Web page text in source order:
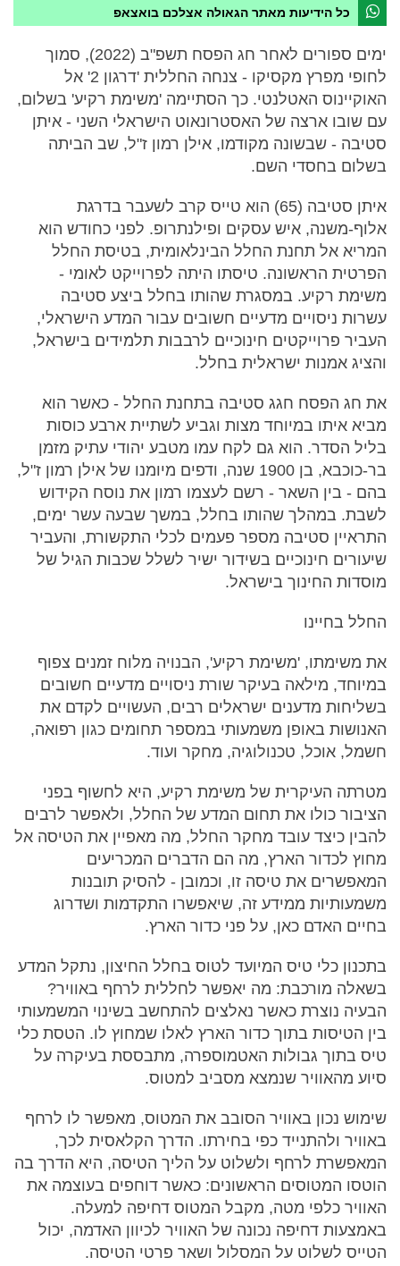
כל הידיעות מאתר הגאולה אצלכם בואצאפ
ימים ספורים לאחר חג הפסח תשפ"ב (2022), סמוך
לחופי מפרץ מקסיקו - צנחה החללית 'דרגון 2' אל
האוקיינוס האטלנטי. כך הסתיימה 'משימת רקיע' בשלום,
עם שובו ארצה של האסטרונאוט הישראלי השני - איתן
סטיבה - שבשונה מקודמו, אילן רמון ז"ל, שב הביתה
בשלום בחסדי השם.
איתן סטיבה (65) הוא טייס קרב לשעבר בדרגת
אלוף-משנה, איש עסקים ופילנתרופ. לפני כחודש הוא
המריא אל תחנת החלל הבינלאומית, בטיסת החלל
הפרטית הראשונה. טיסתו היתה לפרוייקט לאומי -
משימת רקיע. במסגרת שהותו בחלל ביצע סטיבה
עשרות ניסויים מדעיים חשובים עבור המדע הישראלי,
העביר פרוייקטים חינוכיים לרבבות תלמידים בישראל,
והציג אמנות ישראלית בחלל.
את חג הפסח חגג סטיבה בתחנת החלל - כאשר הוא
מביא איתו במיוחד מצות וגביע לשתיית ארבע כוסות
בליל הסדר. הוא גם לקח עמו מטבע יהודי עתיק מזמן
בר-כוכבא, בן 1900 שנה, ודפים מיומנו של אילן רמון ז"ל,
בהם - בין השאר - רשם לעצמו רמון את נוסח הקידוש
לשבת. במהלך שהותו בחלל, במשך שבעה עשר ימים,
התראיין סטיבה מספר פעמים לכלי התקשורת, והעביר
שיעורים חינוכיים בשידור ישיר לשלל שכבות הגיל של
מוסדות החינוך בישראל.
החלל בחיינו
את משימתו, 'משימת רקיע', הבנויה מלוח זמנים צפוף
במיוחד, מילאה בעיקר שורת ניסויים מדעיים חשובים
בשליחות מדענים ישראלים רבים, העשויים לקדם את
האנושות באופן משמעותי במספר תחומים כגון רפואה,
חשמל, אוכל, טכנולוגיה, מחקר ועוד.
מטרתה העיקרית של משימת רקיע, היא לחשוף בפני
הציבור כולו את תחום המדע של החלל, ולאפשר לרבים
להבין כיצד עובד מחקר החלל, מה מאפיין את הטיסה אל
מחוץ לכדור הארץ, מה הם הדברים המכריעים
המאפשרים את טיסה זו, וכמובן - להסיק תובנות
משמעותיות ממידע זה, שיאפשרו התקדמות ושדרוג
בחיים האדם כאן, על פני כדור הארץ.
בתכנון כלי טיס המיועד לטוס בחלל החיצון, נתקל המדע
בשאלה מורכבת: מה יאפשר לחללית לרחף באוויר?
הבעיה נוצרת כאשר נאלצים להתחשב בשינוי המשמעותי
בין הטיסות בתוך כדור הארץ לאלו שמחוץ לו. הטסת כלי
טיס בתוך גבולות האטמוספרה, מתבססת בעיקרה על
סיוע מהאוויר שנמצא מסביב למטוס.
שימוש נכון באוויר הסובב את המטוס, מאפשר לו לרחף
באוויר ולהתנייד כפי בחירתו. הדרך הקלאסית לכך,
המאפשרת לרחף ולשלוט על הליך הטיסה, היא הדרך בה
הוטסו המטוסים הראשונים: כאשר דוחפים בעוצמה את
האוויר כלפי מטה, מקבל המטוס דחיפה למעלה.
באמצעות דחיפה נכונה של האוויר לכיוון האדמה, יכול
הטייס לשלוט על המסלול ושאר פרטי הטיסה.